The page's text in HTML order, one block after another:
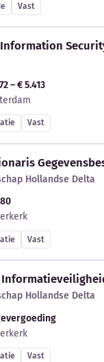
Vast
– € 5.413
Vast
Hollandse Delta
Vast
Hollandse Delta
Vast